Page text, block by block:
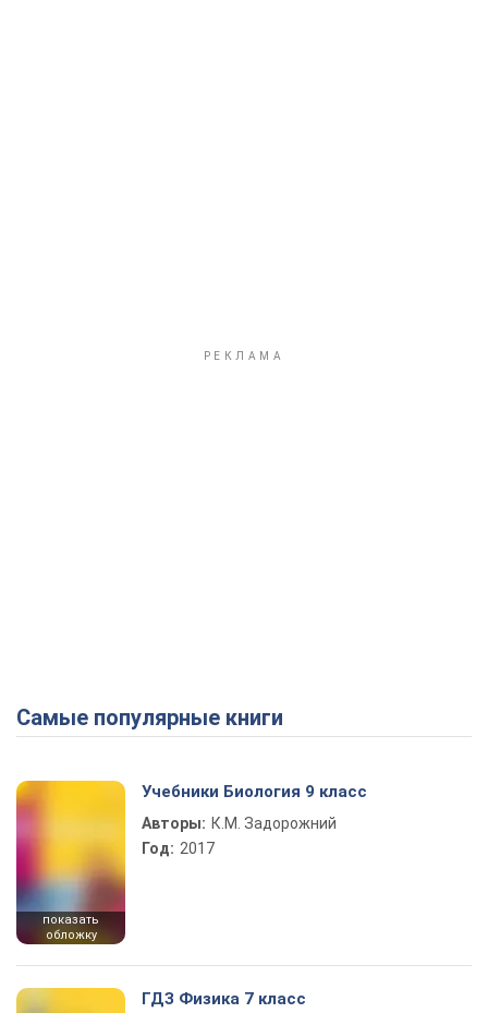
Самые популярные книги
показать
обложку
Учебники Биология 9 класс
Авторы: К.М. Задорожний
Год: 2017
ГДЗ Физика 7 класс